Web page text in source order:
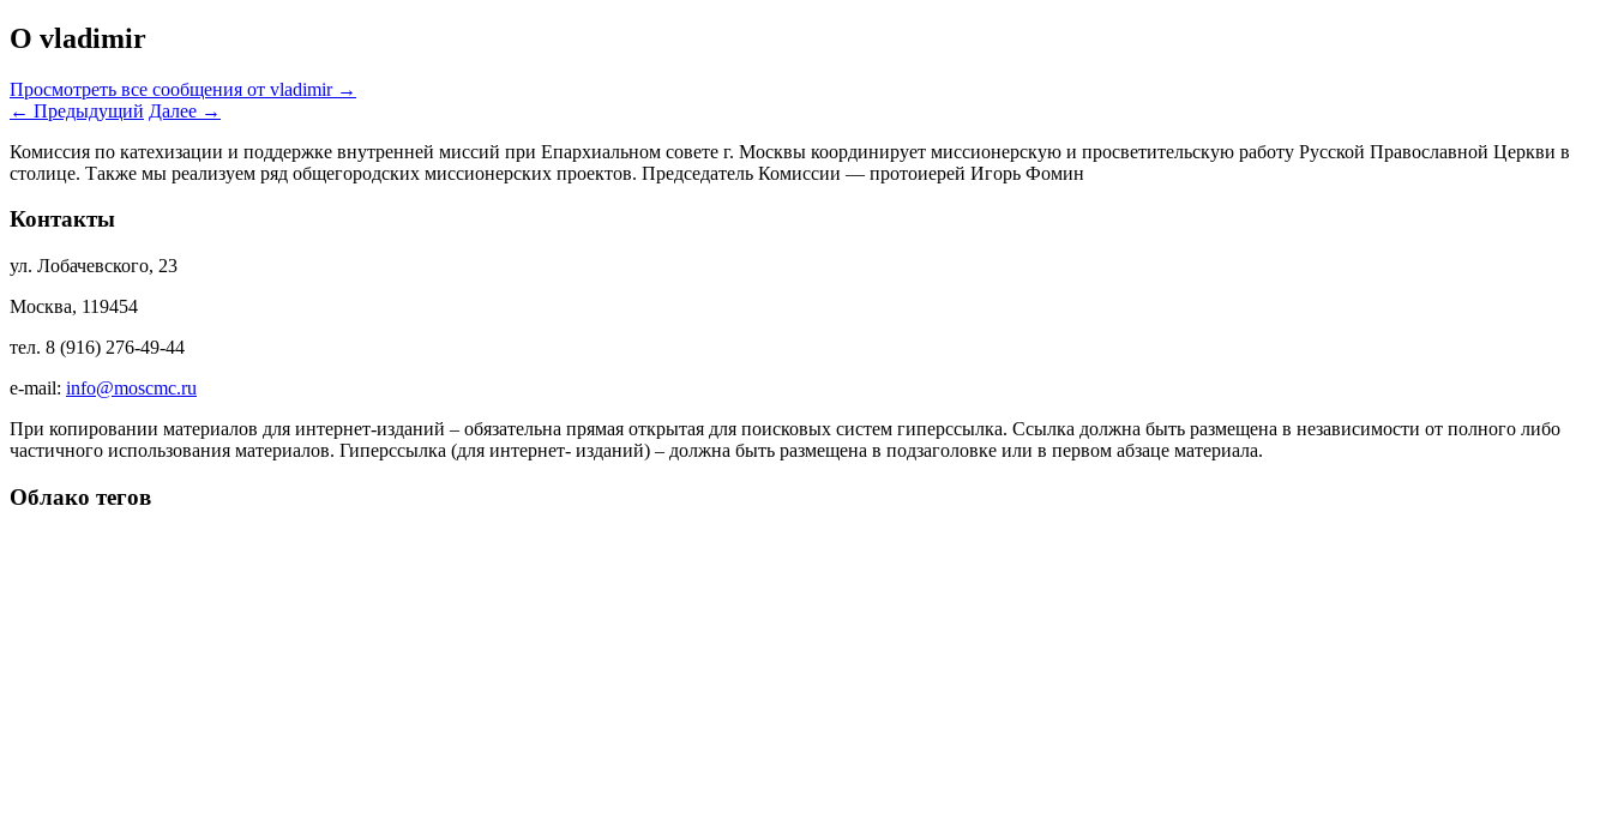
О vladimir
Просмотреть все сообщения от vladimir →
← Предыдущий Далее →
Комиссия по катехизации и поддержке внутренней миссий при Епархиальном совете г. Москвы координирует миссионерскую и просветительскую работу Русской Православной Церкви в
столице. Также мы реализуем ряд общегородских миссионерских проектов. Председатель Комиссии — протоиерей Игорь Фомин
Контакты
ул. Лобачевского, 23
Москва, 119454
тел. 8 (916) 276-49-44
e-mail: info@moscmc.ru
При копировании материалов для интернет-изданий – обязательна прямая открытая для поисковых систем гиперссылка. Ссылка должна быть размещена в независимости от полного либо
частичного использования материалов. Гиперссылка (для интернет- изданий) – должна быть размещена в подзаголовке или в первом абзаце материала.
Облако тегов